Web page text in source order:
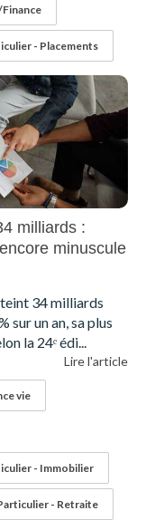
- Placements
milliards :
minuscule
34 milliards
sur un an, sa plus
la 24ᵉ édi...
Lire l'article
vie
- Immobilier
- Retraite